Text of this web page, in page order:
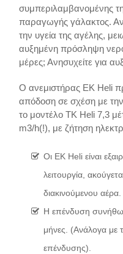
συμπεριλαμβανομένης
παραγωγής γάλακτος.
την υγεία της αγέλης,
αυξημένη πρόσληψη
μέρες; Ανησυχείτε για
Ο ανεμιστήρας EK Heli
απόδοση σε σχέση με
το μοντέλο TK Heli 7,3
m3/h(!), με ζήτηση
Οι EK Heli είναι
λειτουργία,
διακινούμενου αέρα.
Η επένδυση
μήνες. (Ανάλογα με
επένδυσης).